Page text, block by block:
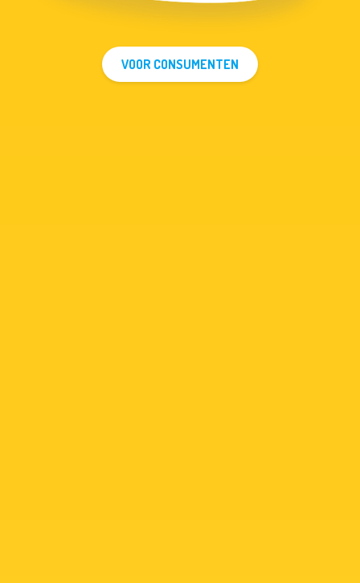
VOOR CONSUMENTEN